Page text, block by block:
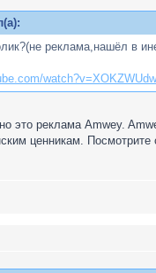
реклама,нашёл в
это реклама Amwey.
ценникам.